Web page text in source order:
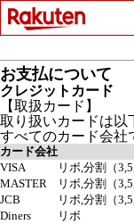
お支払について
クレジットカード
【取扱カード】
取り扱いカードは以
すべてのカード会社
カード会社
VISA
リボ,分割（
MASTER
リボ,分割（
JCB
リボ,分割（
Diners
リボ